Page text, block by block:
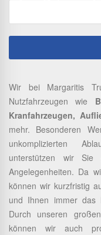
Wir bei Margaritis
Nutzfahrzeugen wie
Kranfahrzeugen,
mehr. Besonderen
unkomplizierten
unterstützen wir
Angelegenheiten. Da
können wir kurzfristig
und Ihnen immer das
Durch unseren
können wir auch